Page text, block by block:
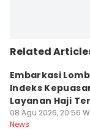
Related
Embarkasi
Indeks
Layanan Haji
Nasional
08 Agu 2026, 20:56
News